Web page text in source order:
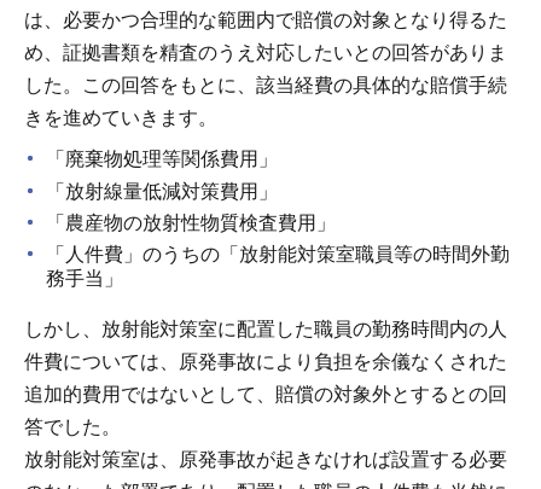
は、必要かつ合理的な範囲内で賠償の対象となり得るた
め、証拠書類を精査のうえ対応したいとの回答がありま
した。この回答をもとに、該当経費の具体的な賠償手続
きを進めていきます。
「廃棄物処理等関係費用」
「放射線量低減対策費用」
「農産物の放射性物質検査費用」
「人件費」のうちの「放射能対策室職員等の時間外勤
務手当」
しかし、放射能対策室に配置した職員の勤務時間内の人
件費については、原発事故により負担を余儀なくされた
追加的費用ではないとして、賠償の対象外とするとの回
答でした。
放射能対策室は、原発事故が起きなければ設置する必要